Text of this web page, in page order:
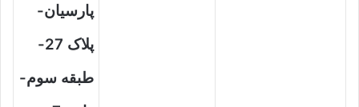
پارسیان-
پلاک 27-
طبقه سوم-